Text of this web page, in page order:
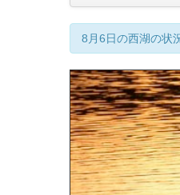
8月6日の西湖の状